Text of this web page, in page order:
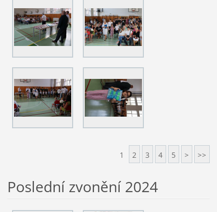
1 2 3 4 5 > >>
Poslední zvonění 2024